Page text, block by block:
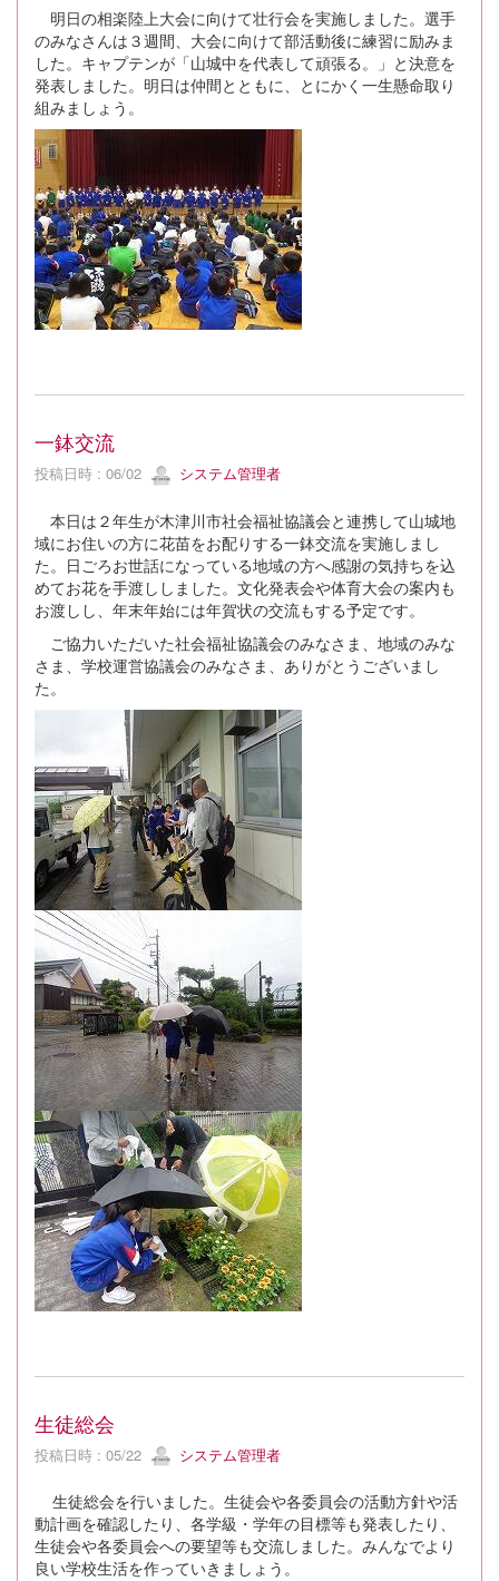
明日の相楽陸上大会に向けて壮行会を実施しました。選手
のみなさんは３週間、大会に向けて部活動後に練習に励みま
した。キャプテンが「山城中を代表して頑張る。」と決意を
発表しました。明日は仲間とともに、とにかく一生懸命取り
組みましょう。
一鉢交流
投稿日時 : 06/02 システム管理者
本日は２年生が木津川市社会福祉協議会と連携して山城地
域にお住いの方に花苗をお配りする一鉢交流を実施しまし
た。日ごろお世話になっている地域の方へ感謝の気持ちを込
めてお花を手渡ししました。文化発表会や体育大会の案内も
お渡しし、年末年始には年賀状の交流もする予定です。
ご協力いただいた社会福祉協議会のみなさま、地域のみな
さま、学校運営協議会のみなさま、ありがとうございまし
た。
生徒総会
投稿日時 : 05/22 システム管理者
生徒総会を行いました。生徒会や各委員会の活動方針や活
動計画を確認したり、各学級・学年の目標等も発表したり、
生徒会や各委員会への要望等も交流しました。みんなでより
良い学校生活を作っていきましょう。